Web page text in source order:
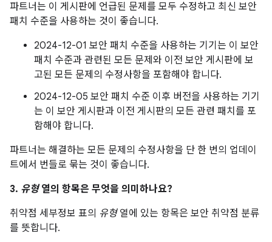
파트너는 이 게시판에 언급된 문제를 모두 수정하고 최신 보안
패치 수준을 사용하는 것이 좋습니다.
2024-12-01 보안 패치 수준을 사용하는 기기는 이 보안
패치 수준과 관련된 모든 문제와 이전 보안 게시판에 보
고된 모든 문제의 수정사항을 포함해야 합니다.
2024-12-05 보안 패치 수준 이후 버전을 사용하는 기기
는 이 보안 게시판과 이전 게시판의 모든 관련 패치를 포
함해야 합니다.
파트너는 해결하는 모든 문제의 수정사항을 단 한 번의 업데이
트에서 번들로 묶는 것이 좋습니다.
3. 유형열의 항목은 무엇을 의미하나요?
취약점 세부정보 표의 유형열에 있는 항목은 보안 취약점 분류
를 뜻합니다.